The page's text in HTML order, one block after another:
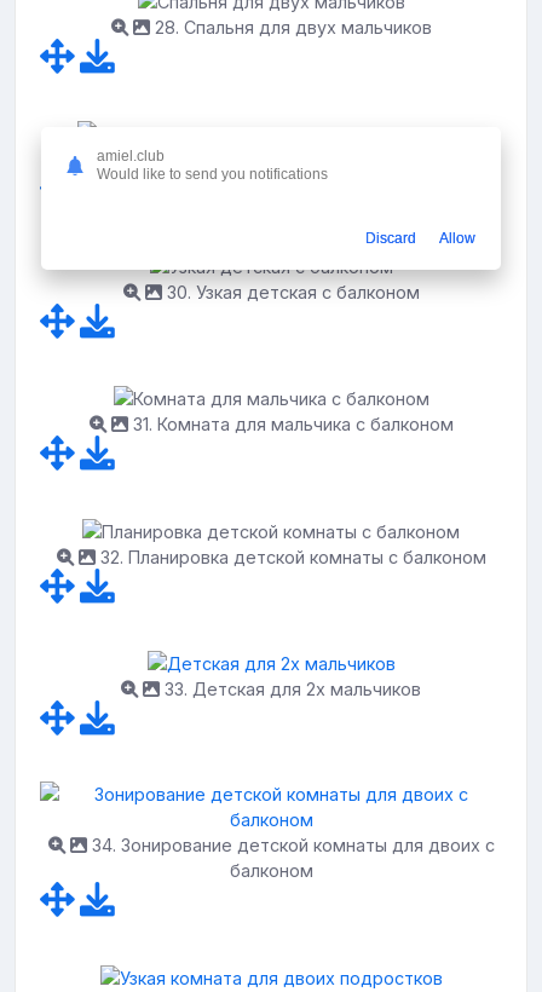
28. Спальня для двух мальчиков
29. Прямоугольная детская для двух девочек
30. Узкая детская с балконом
31. Комната для мальчика с балконом
32. Планировка детской комнаты с балконом
33. Детская для 2х мальчиков
34. Зонирование детской комнаты для двоих с
балконом
amiel.club
Would like to send you notifications
Discard Allow